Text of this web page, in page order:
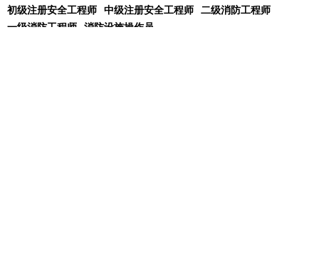
初级注册安全工程师
中级注册安全工程师
二级消防工程师
一级消防工程师
消防设施操作员